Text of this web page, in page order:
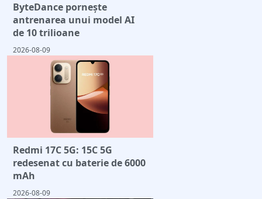
ByteDance pornește
antrenarea unui model AI
de 10 trilioane
2026-08-09
Redmi 17C 5G: 15C 5G
redesenat cu baterie de 6000
mAh
2026-08-09